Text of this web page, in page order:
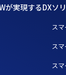
が実現するDXソ
ス
ス
ス